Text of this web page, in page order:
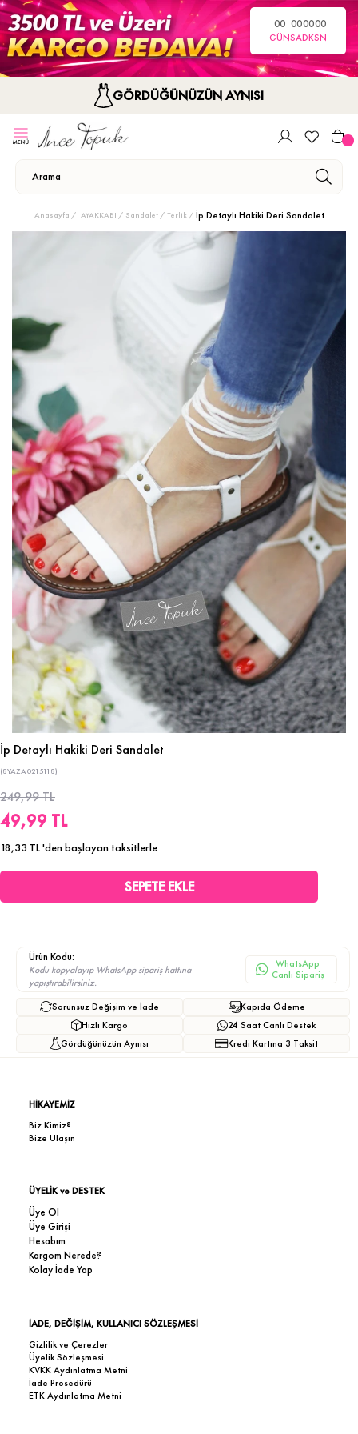
00
GÜN
00
SA
00
DK
00
SN
GÖRDÜĞÜNÜZÜN AYNISI
Anasayfa AYAKKABI Sandalet / Terlik İp Detaylı Hakiki Deri Sandalet
İp Detaylı Hakiki Deri Sandalet
(8YAZA0215118)
249,99 TL
49,99 TL
18,33 TL'den başlayan taksitlerle
Ürün Kodu:
Kodu kopyalayıp WhatsApp sipariş hattına
yapıştırabilirsiniz.
WhatsApp
Canlı Sipariş
Sorunsuz Değişim ve İade
Hızlı Kargo
Gördüğünüzün Aynısı
Kapıda Ödeme
24 Saat Canlı Destek
Kredi Kartına 3 Taksit
HİKAYEMİZ
Biz Kimiz?
Bize Ulaşın
ÜYELİK ve DESTEK
Üye Ol
Üye Girişi
Hesabım
Kargom Nerede?
Kolay İade Yap
İADE, DEĞİŞİM, KULLANICI SÖZLEŞMESİ
Gizlilik ve Çerezler
Üyelik Sözleşmesi
KVKK Aydınlatma Metni
İade Prosedürü
ETK Aydınlatma Metni